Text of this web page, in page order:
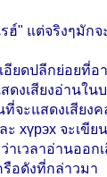
ฮ์" แต่จริงๆมักจ
อียดปลีกย่อยที่อ
ดงเสียงอ่านใน
จะแสดงเสียง
ะ хүрэх จะเขี
าเวลาอ่านออก
รือดังที่กล่าวมา